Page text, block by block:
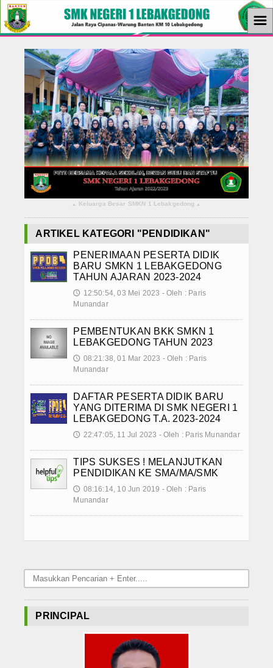
Home
Berita
KBM
Ekstrakurikuler
Ekonomi
Tutorial
Album Foto
Download
Konsultasi
☰
▴ Keluarga Besar SMKN 1 Lebakgedong ▴
ARTIKEL KATEGORI "PENDIDIKAN"
PENERIMAAN PESERTA DIDIK
BARU SMKN 1 LEBAKGEDONG
TAHUN AJARAN 2023-2024
🕔 12:50:54, 03 Mei 2023 - Oleh : Paris
Munandar
PEMBENTUKAN BKK SMKN 1
LEBAKGEDONG TAHUN 2023
🕔 08:21:38, 01 Mar 2023 - Oleh : Paris
Munandar
DAFTAR PESERTA DIDIK BARU
YANG DITERIMA DI SMK NEGERI 1
LEBAKGEDONG T.A. 2023-2024
🕔 22:47:05, 11 Jul 2023 - Oleh : Paris Munandar
TIPS SUKSES ! MELANJUTKAN
PENDIDIKAN KE SMA/MA/SMK
🕔 08:16:14, 10 Jun 2019 - Oleh : Paris
Munandar
PRINCIPAL